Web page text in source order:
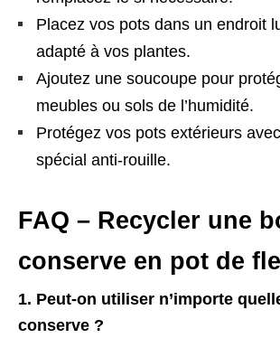
Placez vos pots dans un endroit
adapté à vos plantes.
Ajoutez une soucoupe pour
meubles ou sols de l’humidité.
Protégez vos pots extérieurs
spécial anti-rouille.
FAQ – Recycler une
conserve en pot de
1. Peut-on utiliser n’importe
conserve ?